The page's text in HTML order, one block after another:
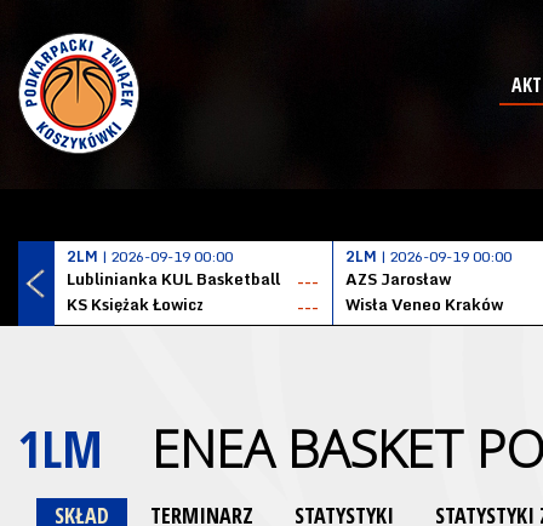
2LM | 2026-09-19 00:00
Lublinianka KUL Basketball
---
KS Księżak Łowicz
---
2LM | 2026-09-19 00:00
AZS Jarosław
Wisła Veneo Kraków
1LM ENEA BASKET
SKŁAD TERMINARZ STATYSTYKI